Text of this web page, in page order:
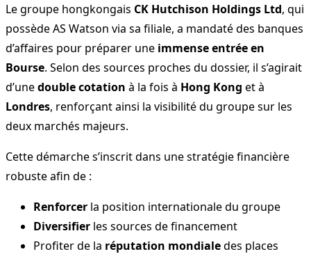
Le groupe hongkongais CK Hutchison Holdings Ltd, qui
possède AS Watson via sa filiale, a mandaté des banques
d’affaires pour préparer une immense entrée en
Bourse. Selon des sources proches du dossier, il s’agirait
d’unedouble cotation à la fois à Hong Kong et à
Londres, renforçant ainsi la visibilité du groupe sur les
deux marchés majeurs.
Cette démarche s’inscrit dans une stratégie financière
robuste afin de :
Renforcer la position internationale du groupe
Diversifier les sources de financement
Profiter de la réputation mondialedes places